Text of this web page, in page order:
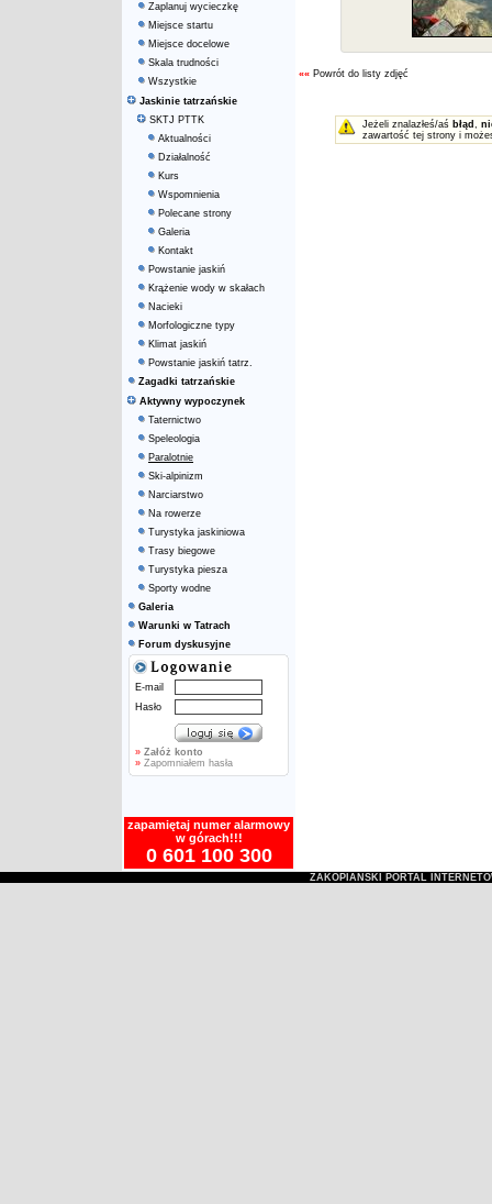
Zaplanuj wycieczkę
Miejsce startu
Miejsce docelowe
Skala trudności
Wszystkie
Jaskinie tatrzańskie
SKTJ PTTK
Aktualności
Działalność
Kurs
Wspomnienia
Polecane strony
Galeria
Kontakt
Powstanie jaskiń
Krążenie wody w skałach
Nacieki
Morfologiczne typy
Klimat jaskiń
Powstanie jaskiń tatrz.
Zagadki tatrzańskie
Aktywny wypoczynek
Taternictwo
Speleologia
Paralotnie
Ski-alpinizm
Narciarstwo
Na rowerze
Turystyka jaskiniowa
Trasy biegowe
Turystyka piesza
Sporty wodne
Galeria
Warunki w Tatrach
Forum dyskusyjne
E-mail
Hasło
» Załóż konto
» Zapomniałem hasła
zapamiętaj numer alarmowy
w górach!!!
0 601 100 300
«« Powrót do listy zdjęć
Jeżeli znalazłeś/aś błąd ,
zawartość tej strony i
ZAKOPIAŃSKI PORTAL